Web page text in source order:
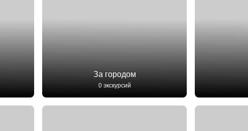
За городом
0 экскурсий